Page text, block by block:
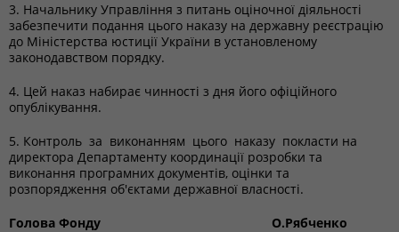
3. Начальнику Управління з питань оціночної діяльності
забезпечити подання цього наказу на державну реєстрацію
до Міністерства юстиції України в установленому
законодавством порядку.
4. Цей наказ набирає чинності з дня його офіційного
опублікування.
5. Контроль за виконанням цього наказу покласти на
директора Департаменту координації розробки та
виконання програмних документів, оцінки та
розпорядження об'єктами державної власності.
Голова Фонду О.Рябченко